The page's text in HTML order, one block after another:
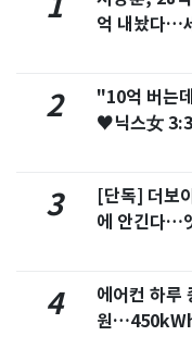
억 내놨다…
2
"10억 버는
♥닉스女 3:3
3
[단독] 더보
에 안긴다…
4
에어컨 하루
원